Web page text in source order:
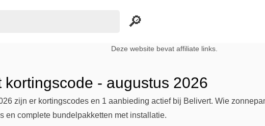
Deze website bevat affiliate links.
kortingscode - augustus 2026
zijn er kortingscodes en 1 aanbieding actief bij Belivert. Wie
en complete bundelpakketten met installatie.